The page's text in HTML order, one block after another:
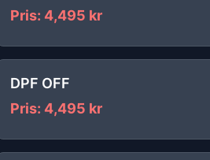
Pris: 4,495 kr
DPF OFF
Pris: 4,495 kr